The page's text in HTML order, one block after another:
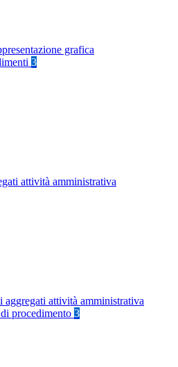
grafica
3
attività amministrativa
aggregati attività amministrativa
procedimento 3